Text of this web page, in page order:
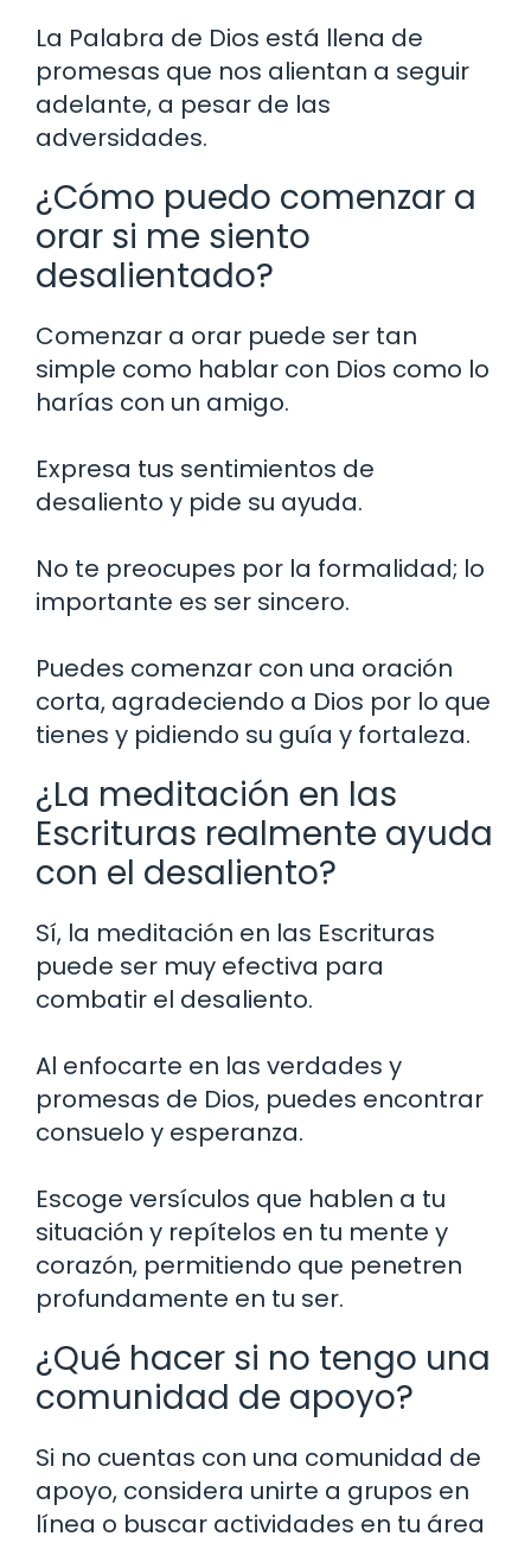
La Palabra de Dios está llena de
promesas que nos alientan a seguir
adelante, a pesar de las
adversidades.
¿Cómo puedo comenzar a
orar si me siento
desalientado?
Comenzar a orar puede ser tan
simple como hablar con Dios como lo
harías con un amigo.
Expresa tus sentimientos de
desaliento y pide su ayuda.
No te preocupes por la formalidad; lo
importante es ser sincero.
Puedes comenzar con una oración
corta, agradeciendo a Dios por lo que
tienes y pidiendo su guía y fortaleza.
¿La meditación en las
Escrituras realmente ayuda
con el desaliento?
Sí, la meditación en las Escrituras
puede ser muy efectiva para
combatir el desaliento.
Al enfocarte en las verdades y
promesas de Dios, puedes encontrar
consuelo y esperanza.
Escoge versículos que hablen a tu
situación y repítelos en tu mente y
corazón, permitiendo que penetren
profundamente en tu ser.
¿Qué hacer si no tengo una
comunidad de apoyo?
Si no cuentas con una comunidad de
apoyo, considera unirte a grupos en
línea o buscar actividades en tu área